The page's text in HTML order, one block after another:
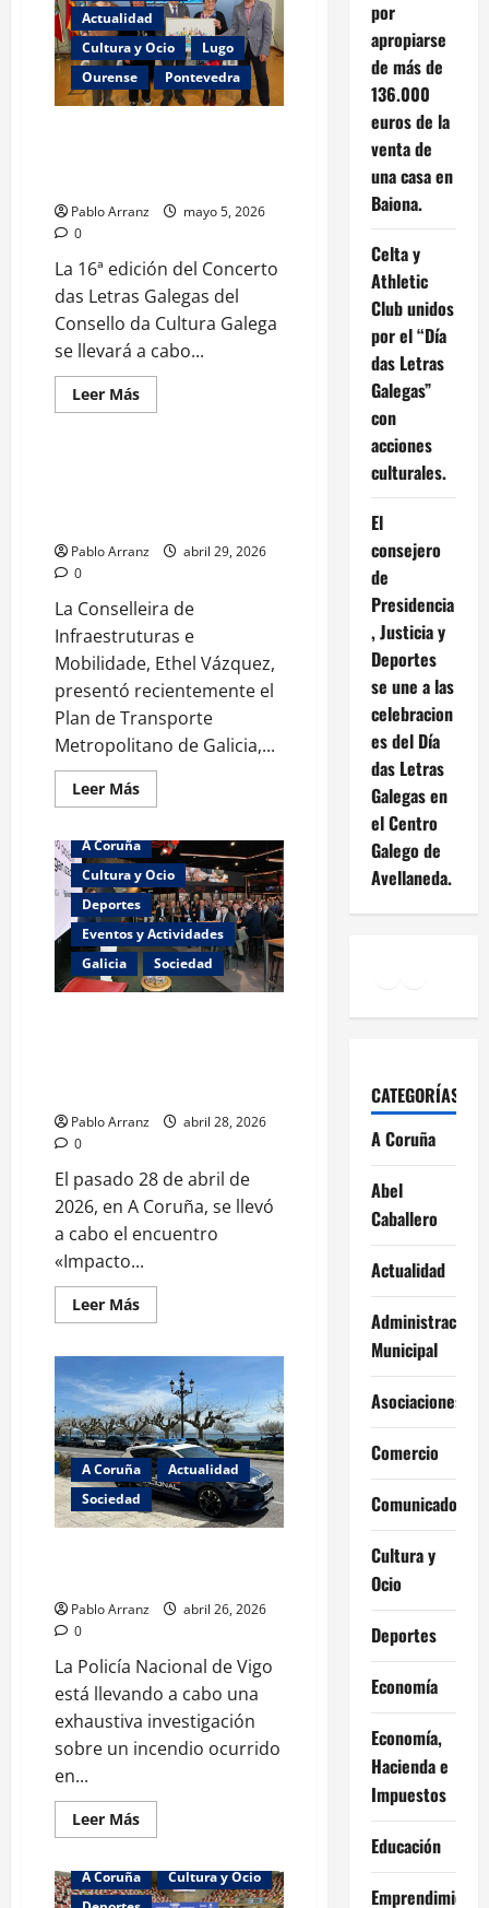
dos
trenes
entre
Vigo
y
Coruña
Actualidad
Cultura y Ocio
Lugo
Ourense
Pontevedra
Pablo Arranz
mayo 5, 2026
0
La 16ª edición del Concerto
das Letras Galegas del
Consello da Cultura Galega
se llevará a cabo...
Leer MásLeer
más
Begoña
Caamaño
A Coruña
Actualidad
Galicia
Lugo
Ourense
Tecnología
Pablo Arranz
abril 29, 2026
0
La Conselleira de
Infraestruturas e
Mobilidade, Ethel Vázquez,
presentó recientemente el
Plan de Transporte
Metropolitano de Galicia,...
Leer MásLeer
más
Políticas
de
la
Xunta
para
el
bienestar
de
los
mayores
A Coruña
Cultura y Ocio
Deportes
Eventos y Actividades
Galicia
Sociedad
Pablo Arranz
abril 28, 2026
0
El pasado 28 de abril de
2026, en A Coruña, se llevó
a cabo el encuentro
«Impacto...
Leer MásLeer
más
Calvo
y
Miguel
Corgos
participan
en
el
encuentro
‘Impacto
positivo
en
Coruña.
A Coruña
Actualidad
Sociedad
Pablo Arranz
abril 26, 2026
0
La Policía Nacional de Vigo
está llevando a cabo una
exhaustiva investigación
sobre un incendio ocurrido
en...
Leer MásLeer
más
La
Policía
A Coruña
Cultura y Ocio
por
apropiarse
de más de
136.000
euros de la
venta de
una casa en
Baiona.
Celta y
Athletic
Club unidos
por el “Día
das Letras
Galegas”
con
acciones
culturales.
El
consejero
de
Presidencia
, Justicia y
Deportes
se une a las
celebracion
es del Día
das Letras
Galegas en
el Centro
Galego de
Avellaneda.
CATEGORÍAS
A Coruña
Abel
Caballero
Actualidad
Administración
Municipal
Asociaciones
Comercio
Comunicados
Cultura y
Ocio
Deportes
Economía
Economía,
Hacienda e
Impuestos
Educación
Emprendimiento